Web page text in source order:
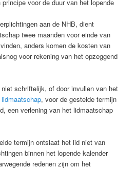
voor de duur van het lopende
aan de NHB, dient
twee maanden voor einde van
anders komen de kosten van
voor rekening van het opzeggend
schriftelijk, of door invullen van het
, voor de gestelde termijn
een verlening van het lidmaatschap
termijn ontslaat het lid niet van
binnen het lopende kalender
redenen zijn om het